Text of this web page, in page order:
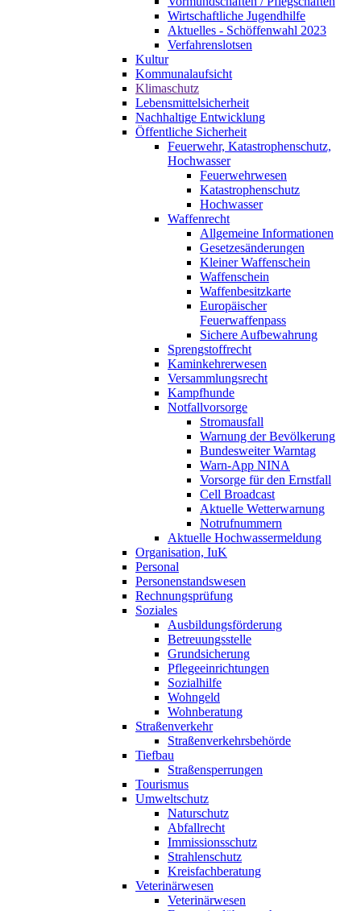
Wirtschaftliche Jugendhilfe
Aktuelles - Schöffenwahl 2023
Verfahrenslotsen
Kultur
Kommunalaufsicht
Klimaschutz
Lebensmittelsicherheit
Nachhaltige Entwicklung
Öffentliche Sicherheit
Feuerwehr, Katastrophenschutz,
Hochwasser
Feuerwehrwesen
Katastrophenschutz
Hochwasser
Waffenrecht
Allgemeine Informationen
Gesetzesänderungen
Kleiner Waffenschein
Waffenschein
Waffenbesitzkarte
Europäischer
Feuerwaffenpass
Sichere Aufbewahrung
Sprengstoffrecht
Kaminkehrerwesen
Versammlungsrecht
Kampfhunde
Notfallvorsorge
Stromausfall
Warnung der Bevölkerung
Bundesweiter Warntag
Warn-App NINA
Vorsorge für den Ernstfall
Cell Broadcast
Aktuelle Wetterwarnung
Notrufnummern
Aktuelle Hochwassermeldung
Organisation, IuK
Personal
Personenstandswesen
Rechnungsprüfung
Soziales
Ausbildungsförderung
Betreuungsstelle
Grundsicherung
Pflegeeinrichtungen
Sozialhilfe
Wohngeld
Wohnberatung
Straßenverkehr
Straßenverkehrsbehörde
Tiefbau
Straßensperrungen
Tourismus
Umweltschutz
Naturschutz
Abfallrecht
Immissionsschutz
Strahlenschutz
Kreisfachberatung
Veterinärwesen
Veterinärwesen